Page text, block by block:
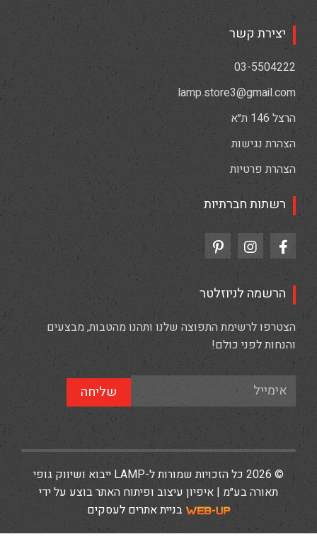
יצירת קשר
03-5504222
lamp.store3@gmail.com
הרצל 146 ת״א
הצהרת נגישות
הצהרת פרטיות
רשתות חברתיות
הרשמה לניוזלטר
הצטרפו לרשימת התפוצה שלנו ותהנו מהטבות, מבצעים
והנחות לפני כולם!
שליחה
© 2026 כל הזכויות שמורות ל-LAMP ייבוא ושיווק גופי
תאורה בע״מ | איפיון עיצוב ופיתוח האתר בוצע על ידי
בניית אתרים לעסקים